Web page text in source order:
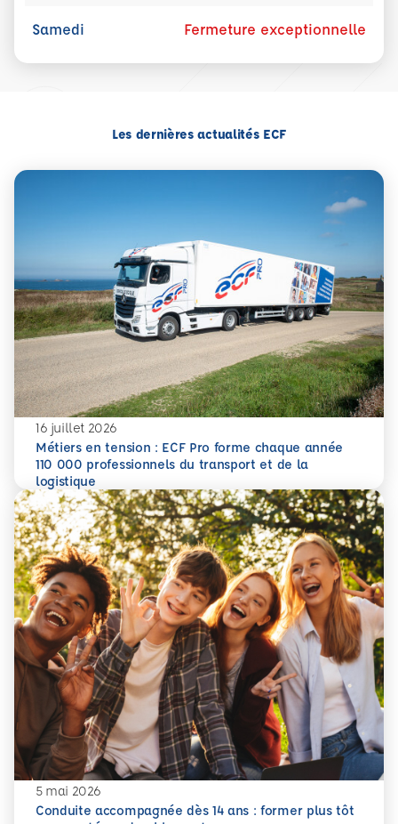
Samedi Fermeture exceptionnelle
Les dernières actualités ECF
16 juillet 2026
Métiers en tension : ECF Pro forme chaque année
110 000 professionnels du transport et de la
logistique
En savoir plus
Métiers en tension : ECF Pro forme chaque année 110
5 mai 2026
Conduite accompagnée dès 14 ans : former plus tôt